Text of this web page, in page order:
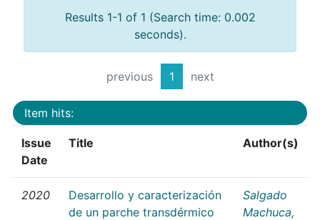
Results 1-1 of 1 (Search time: 0.002
seconds).
previous 1 next
Item hits:
Issue
Date
Title Author(s)
2020
Desarrollo y caracterización
de un parche transdérmico
Salgado
Machuca,